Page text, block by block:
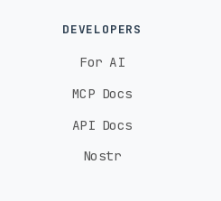
DEVELOPERS
For AI
MCP Docs
API Docs
Nostr